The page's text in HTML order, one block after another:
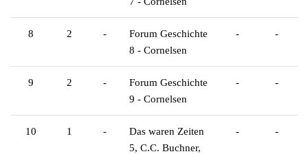
8 2 -
Forum Geschichte
8 - Cornelsen
- -
9 2 -
Forum Geschichte
9 - Cornelsen
- -
10 1 -
Das waren Zeiten
5, C.C. Buchner,
- -